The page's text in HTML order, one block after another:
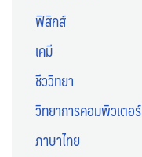
ฟิสิกส์
เคมี
ชีววิทยา
วิทยาการคอมพิวเตอร์
ภาษาไทย